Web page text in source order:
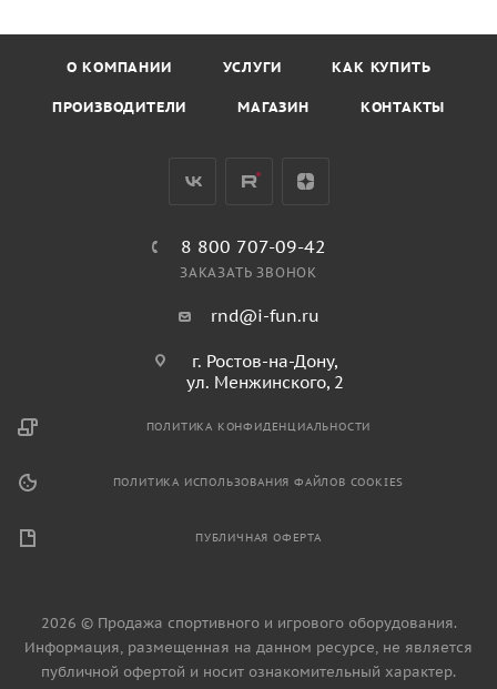
О КОМПАНИИ УСЛУГИ КАК КУПИТЬ
ПРОИЗВОДИТЕЛИ МАГАЗИН КОНТАКТЫ
8 800 707-09-42
ЗАКАЗАТЬ ЗВОНОК
rnd@i-fun.ru
г. Ростов-на-Дону,
ул. Менжинского, 2
ПОЛИТИКА КОНФИДЕНЦИАЛЬНОСТИ
ПОЛИТИКА ИСПОЛЬЗОВАНИЯ ФАЙЛОВ COOKIES
ПУБЛИЧНАЯ ОФЕРТА
2026 © Продажа спортивного и игрового оборудования.
Информация, размещенная на данном ресурсе, не является
публичной офертой и носит ознакомительный характер.